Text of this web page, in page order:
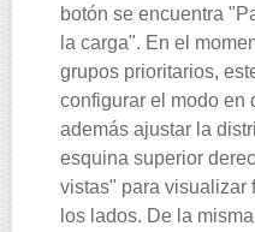
botón se encuentra
la carga". En el
grupos prioritarios,
configurar el modo en
además ajustar la
esquina superior
vistas" para visualizar
los lados. De la